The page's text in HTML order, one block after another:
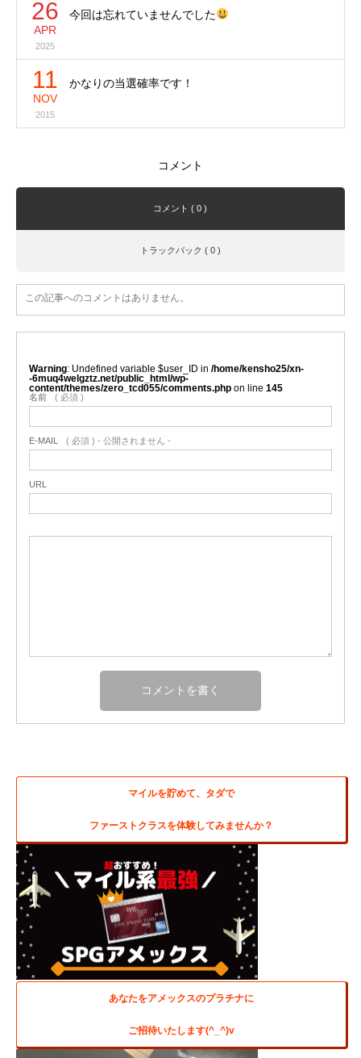
26
APR
2025
今回は忘れていませんでした
11
NOV
2015
かなりの当選確率です！
コメント
コメント ( 0 )
トラックバック ( 0 )
この記事へのコメントはありません。
Warning : Undefined variable $user_ID in /home/kensho25/xn-
-6muq4welgztz.net/public_html/wp-
content/themes/zero_tcd055/comments.php on line 145
名前 ( 必須 )
E-MAIL ( 必須 ) - 公開されません -
URL
マイルを貯めて、タダで
ファーストクラスを体験してみませんか？
あなたをアメックスのプラチナに
ご招待いたします(^_^)v